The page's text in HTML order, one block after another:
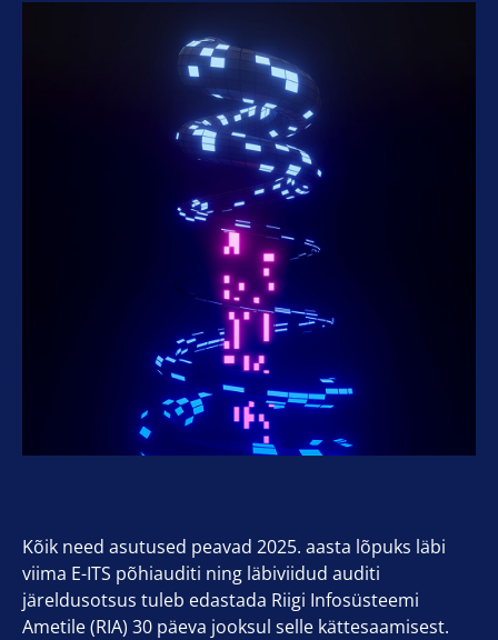
Kõik need asutused peavad 2025. aasta lõpuks läbi
viima E-ITS põhiauditi ning läbiviidud auditi
järeldusotsus tuleb edastada Riigi Infosüsteemi
Ametile (RIA) 30 päeva jooksul selle kättesaamisest.